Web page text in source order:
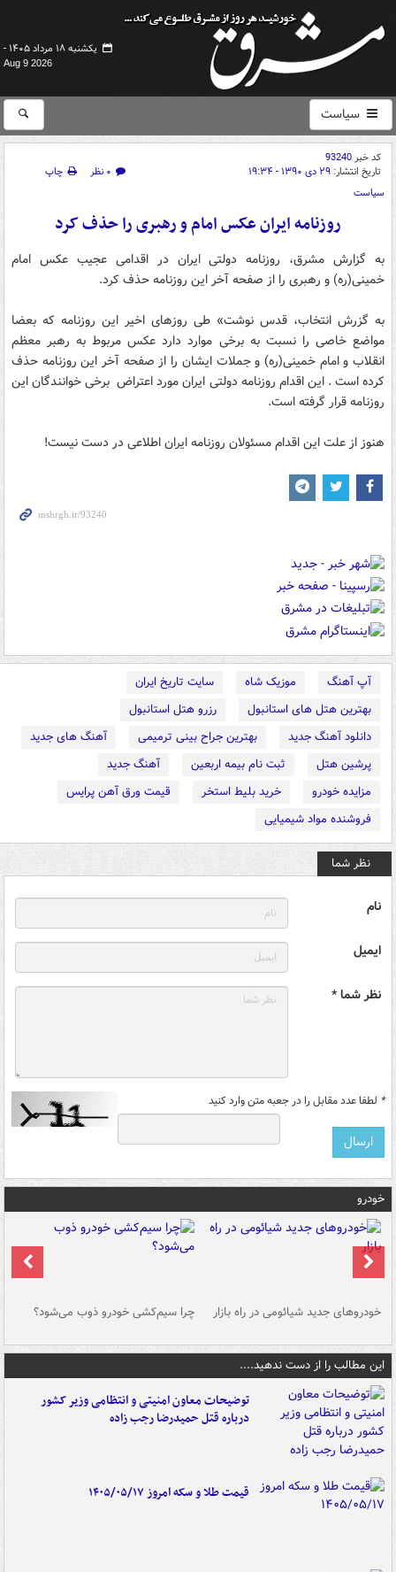
یکشنبه ۱۸ مرداد ۱۴۰۵ -
Aug 9 2026
سیاست
کد خبر93240
تاریخ انتشار: ۲۹ دی ۱۳۹۰ - ۱۹:۳۴ ۰ نظر
چاپ
سیاست
روزنامه ایران عکس امام و رهبری را حذف کرد
به گزارش مشرق، روزنامه دولتی ایران در اقدامی عجیب عکس امام
خمینی(ره) و رهبری را از صفحه آخر این روزنامه حذف کرد.
به گزرش انتخاب، قدس نوشت» طی روزهای اخیر این روزنامه که بعضا
مواضع خاصی را نسبت به برخی موارد دارد عکس مربوط به رهبر معظم
انقلاب و امام خمینی(ره) و جملات ایشان را از صفحه آخر این روزنامه حذف
کرده است . این اقدام روزنامه دولتی ایران مورد اعتراض برخی خوانندگان این
روزنامه قرار گرفته است.
هنوز از علت این اقدام مسئولان روزنامه ایران اطلاعی در دست نیست!
آپ آهنگ موزیک شاه
سایت تاریخ ایران
بهترین هتل های استانبول
رزرو هتل استانبول
دانلود آهنگ جدید
بهترین جراح بینی ترمیمی
آهنگ های جدید
پرشین هتل
ثبت نام بیمه اربعین
آهنگ جدید
مزایده خودرو
خرید بلیط استخر
قیمت ورق آهن پرایس
فروشنده مواد شیمیایی
نظر شما
نام
ایمیل
نظر شما *
* لطفا عدد مقابل را در جعبه متن وارد کنید
خودرو
خودروهای جدید شیائومی در راه بازار چرا سیم‌کشی خودرو ذوب می‌شود؟
این مطالب را از دست ندهید....
توضیحات معاون امنیتی و انتظامی وزیر کشور
درباره قتل حمیدرضا رجب زاده
قیمت طلا و سکه امروز ۱۴۰۵/۰۵/۱۷